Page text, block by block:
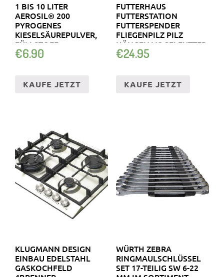
1 BIS 10 LITER
AEROSIL® 200
PYROGENES
KIESELSÄUREPULVER,
FÜLLSTOFF,
STELLMITTEL
€6.90
KAUFE JETZT
FUTTERHAUS
FUTTERSTATION
FUTTERSPENDER
FLIEGENPILZ PILZ
HÄNGEN VOGELFUTTER
WEICH
€24.95
KAUFE JETZT
KLUGMANN DESIGN
EINBAU EDELSTAHL
GASKOCHFELD
WÜRTH ZEBRA
RINGMAULSCHLÜSSEL
SET 17-TEILIG SW 6-22